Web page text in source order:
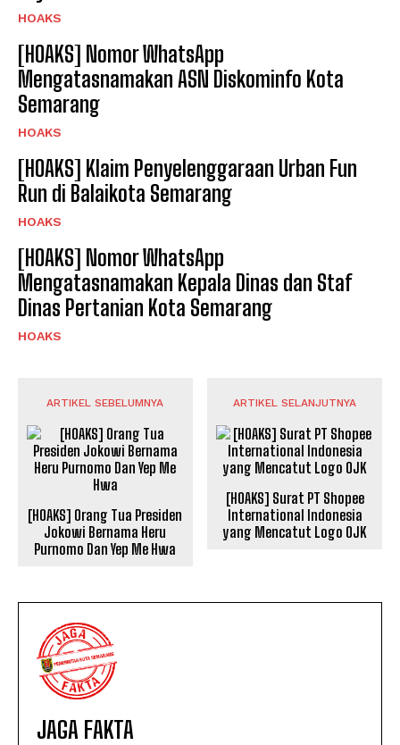
HOAKS
[HOAKS] Nomor WhatsApp
Mengatasnamakan ASN Diskominfo Kota
Semarang
HOAKS
[HOAKS] Klaim Penyelenggaraan Urban Fun
Run di Balaikota Semarang
HOAKS
[HOAKS] Nomor WhatsApp
Mengatasnamakan Kepala Dinas dan Staf
Dinas Pertanian Kota Semarang
HOAKS
ARTIKEL SEBELUMNYA
[HOAKS] Orang Tua Presiden
Jokowi Bernama Heru
Purnomo Dan Yep Me Hwa
ARTIKEL SELANJUTNYA
[HOAKS] Surat PT Shopee
International Indonesia
yang Mencatut Logo OJK
JAGA FAKTA